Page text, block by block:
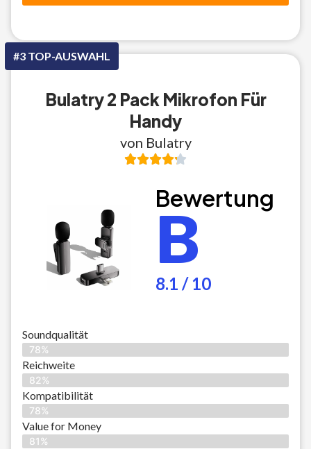
#3 TOP-AUSWAHL
Bulatry 2 Pack Mikrofon Für
Handy
von Bulatry
Bewertung
B
8.1 / 10
Soundqualität
78%
Reichweite
82%
Kompatibilität
78%
Value for Money
81%